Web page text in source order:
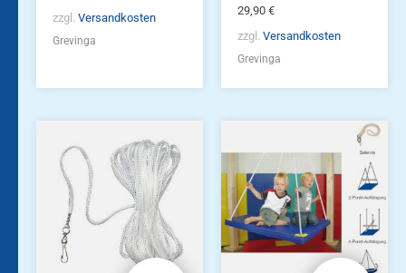
zzgl. Versandkosten
Grevinga
29,90 €
zzgl. Versandkosten
Grevinga